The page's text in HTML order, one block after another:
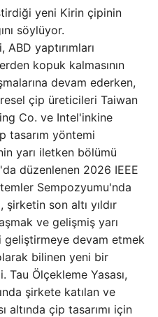
yeni Kirin çipinin
söylüyor.
yaptırımları
kopuk kalmasının
devam ederken,
çip üreticileri Taiwan
Co. ve Intel'inkine
tasarım yöntemi
yarı iletken bölümü
düzenlenen 2026 IEEE
Sempozyumu'nda
şirketin son altı yıldır
aşmak ve gelişmiş yarı
devam etmek
bilinen yeni bir
Ölçekleme Yasası,
şirkete katılan ve
altında çip tasarımı için